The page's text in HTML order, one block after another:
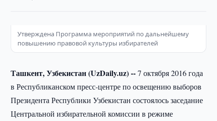
Утверждена Программа мероприятий по дальнейшему
повышению правовой культуры избирателей
Ташкент, Узбекистан (UzDaily.uz) --7 октября 2016 года
в Республиканском пресс-центре по освещению выборов
Президента Республики Узбекистан состоялось заседание
Центральной избирательной комиссии в режиме